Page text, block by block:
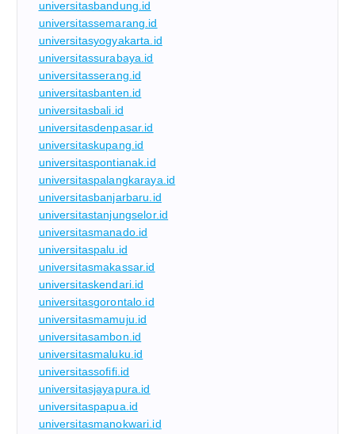
universitasbandung.id
universitassemarang.id
universitasyogyakarta.id
universitassurabaya.id
universitasserang.id
universitasbanten.id
universitasbali.id
universitasdenpasar.id
universitaskupang.id
universitaspontianak.id
universitaspalangkaraya.id
universitasbanjarbaru.id
universitastanjungselor.id
universitasmanado.id
universitaspalu.id
universitasmakassar.id
universitaskendari.id
universitasgorontalo.id
universitasmamuju.id
universitasambon.id
universitasmaluku.id
universitassofifi.id
universitasjayapura.id
universitaspapua.id
universitasmanokwari.id